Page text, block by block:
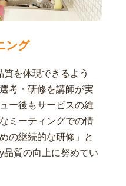
ング
を体現できるよう
考・研修を講師が実
ー後もサービスの維
ミーティングでの情
の継続的な研修」と
品質の向上に努めてい